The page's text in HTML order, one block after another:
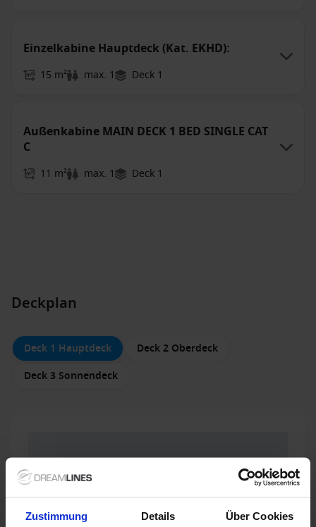
Zustimmung Details Über Cookies
Einzelkabine Hauptdeck (Kat. EKHD):
15 m² max. 1 Deck 1
Außenkabine MAIN DECK 1 BED SINGLE CAT
C
11 m² max. 1 Deck 1
Deckplan
Deck 1 Hauptdeck
Deck 2 Oberdeck
Deck 3 Sonnendeck